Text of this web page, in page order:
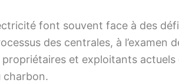
font souvent face à des
des centrales, à
et exploitants
charbon.